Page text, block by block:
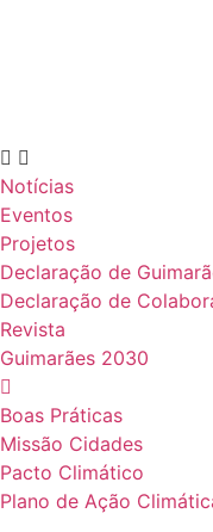
Notícias
Eventos
Projetos
Declaração de
Declaração de
Revista
Guimarães 2030
Boas Práticas
Missão Cidades
Pacto Climático
Plano de Ação